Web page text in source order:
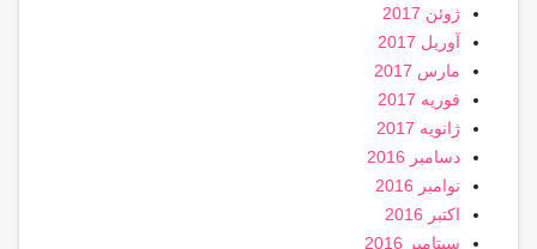
ژوئن 2017
آوریل 2017
مارس 2017
فوریه 2017
ژانویه 2017
دسامبر 2016
نوامبر 2016
اکتبر 2016
سپتامبر 2016